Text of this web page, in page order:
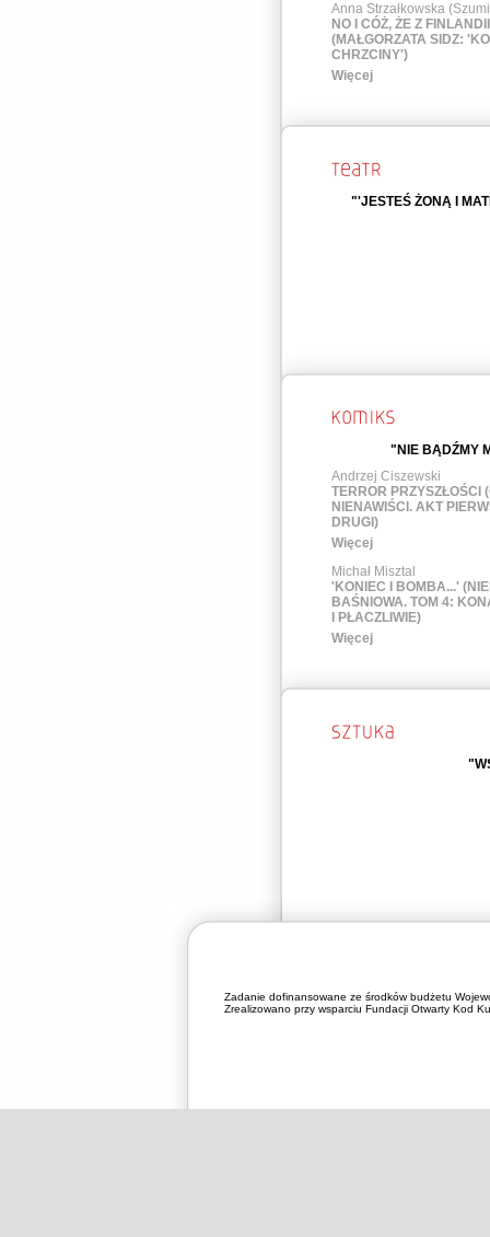
Anna Strzałkowska
NO I CÓŻ, ŻE Z
(MAŁGORZATA SIDZ:
CHRZCINY')
Więcej
"'JESTEŚ ŻONĄ I
"NIE BĄDŹMY
Andrzej Ciszewski
TERROR PRZYSZŁOŚCI
NIENAWIŚCI. AKT
DRUGI)
Więcej
Michał Misztal
'KONIEC I BOMBA...'
BAŚNIOWA. TOM 4:
I PŁACZLIWIE)
Więcej
Zadanie dofinansowane ze środków budżetu
Zrealizowano przy wsparciu Fundacji Otwarty Kod